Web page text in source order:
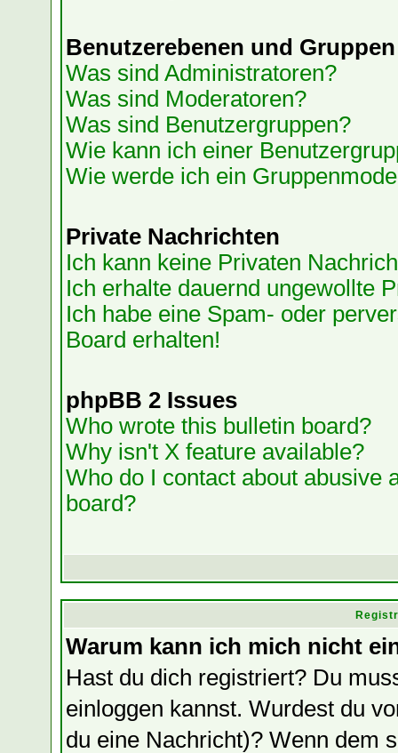
Benutzerebenen und Gruppen
Was sind Administratoren?
Was sind Moderatoren?
Was sind Benutzergruppen?
Wie kann ich einer
Wie werde ich ein
Private Nachrichten
Ich kann keine Privaten
Ich erhalte dauernd ungewollte
Ich habe eine Spam- oder
Board erhalten!
phpBB 2 Issues
Who wrote this bulletin board?
Why isn't X feature available?
Who do I contact about abusive
board?
Warum kann ich mich nicht
Hast du dich registriert? Du
einloggen kannst. Wurdest du
du eine Nachricht)? Wenn dem